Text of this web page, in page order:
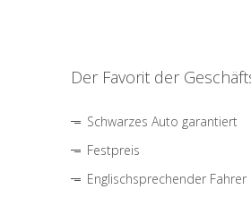
Der Favorit der
Schwarzes Auto garantiert
Festpreis
Englischsprechender Fahrer